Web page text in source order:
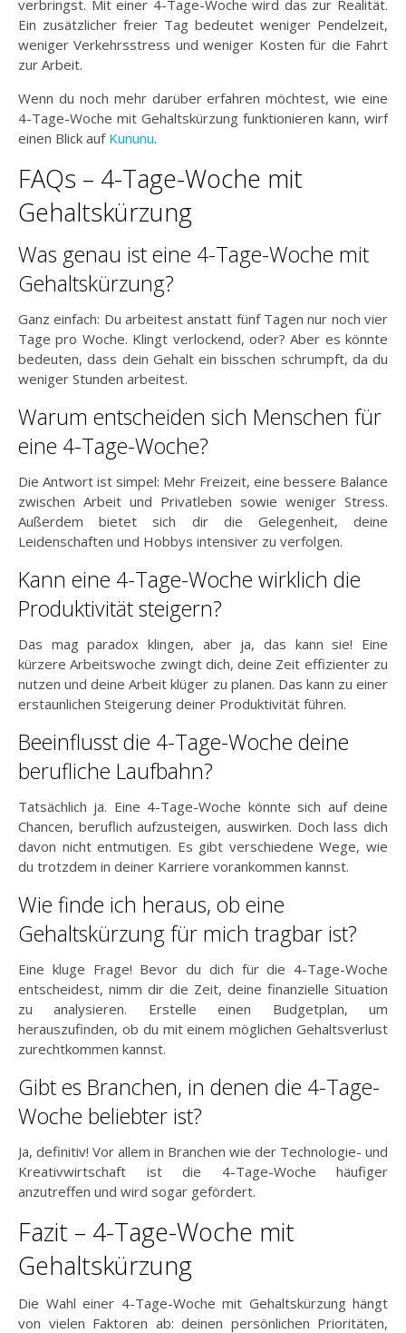
verbringst. Mit einer 4-Tage-Woche wird das zur Realität.
Ein zusätzlicher freier Tag bedeutet weniger Pendelzeit,
weniger Verkehrsstress und weniger Kosten für die Fahrt
zur Arbeit.
Wenn du noch mehr darüber erfahren möchtest, wie eine
4-Tage-Woche mit Gehaltskürzung funktionieren kann, wirf
einen Blick auf Kununu.
FAQs – 4-Tage-Woche mit
Gehaltskürzung
Was genau ist eine 4-Tage-Woche mit
Gehaltskürzung?
Ganz einfach: Du arbeitest anstatt fünf Tagen nur noch vier
Tage pro Woche. Klingt verlockend, oder? Aber es könnte
bedeuten, dass dein Gehalt ein bisschen schrumpft, da du
weniger Stunden arbeitest.
Warum entscheiden sich Menschen für
eine 4-Tage-Woche?
Die Antwort ist simpel: Mehr Freizeit, eine bessere Balance
zwischen Arbeit und Privatleben sowie weniger Stress.
Außerdem bietet sich dir die Gelegenheit, deine
Leidenschaften und Hobbys intensiver zu verfolgen.
Kann eine 4-Tage-Woche wirklich die
Produktivität steigern?
Das mag paradox klingen, aber ja, das kann sie! Eine
kürzere Arbeitswoche zwingt dich, deine Zeit effizienter zu
nutzen und deine Arbeit klüger zu planen. Das kann zu einer
erstaunlichen Steigerung deiner Produktivität führen.
Beeinflusst die 4-Tage-Woche deine
berufliche Laufbahn?
Tatsächlich ja. Eine 4-Tage-Woche könnte sich auf deine
Chancen, beruflich aufzusteigen, auswirken. Doch lass dich
davon nicht entmutigen. Es gibt verschiedene Wege, wie
du trotzdem in deiner Karriere vorankommen kannst.
Wie finde ich heraus, ob eine
Gehaltskürzung für mich tragbar ist?
Eine kluge Frage! Bevor du dich für die 4-Tage-Woche
entscheidest, nimm dir die Zeit, deine finanzielle Situation
zu analysieren. Erstelle einen Budgetplan, um
herauszufinden, ob du mit einem möglichen Gehaltsverlust
zurechtkommen kannst.
Gibt es Branchen, in denen die 4-Tage-
Woche beliebter ist?
Ja, definitiv! Vor allem in Branchen wie der Technologie- und
Kreativwirtschaft ist die 4-Tage-Woche häufiger
anzutreffen und wird sogar gefördert.
Fazit – 4-Tage-Woche mit
Gehaltskürzung
Die Wahl einer 4-Tage-Woche mit Gehaltskürzung hängt
von vielen Faktoren ab: deinen persönlichen Prioritäten,